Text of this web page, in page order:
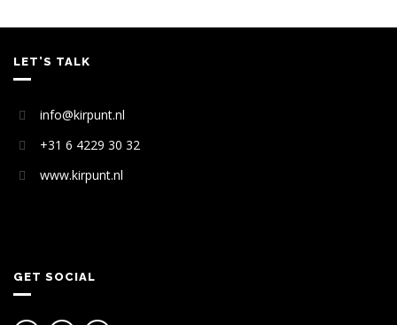
LET’S TALK
info@kirpunt.nl
+31 6 4229 30 32
www.kirpunt.nl
GET SOCIAL